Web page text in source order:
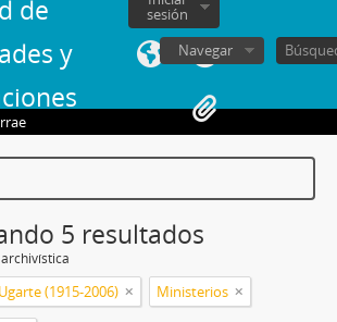
de
y
sesión
Navegar
5 resultados
(1915-2006) Ministerios